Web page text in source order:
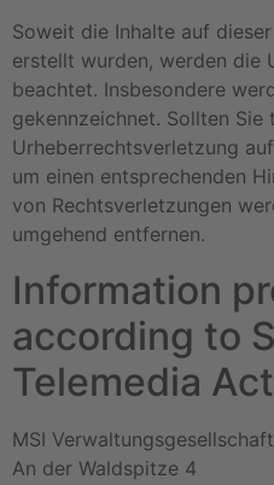
Soweit die Inhalte auf
erstellt wurden, werden die
beachtet. Insbesondere
gekennzeichnet. Sollten
Urheberrechtsverletzung
um einen entsprechenden
von Rechtsverletzungen
umgehend entfernen.
Information
according to
Telemedia
MSI
An der Waldspitze 4